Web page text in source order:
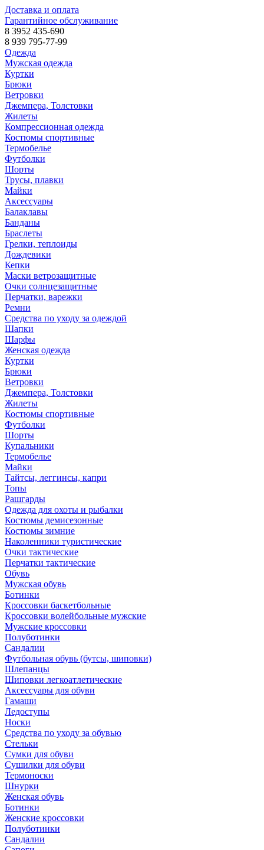
Доставка и оплата
Гарантийное обслуживание
8 3952 435-690
8 939 795-77-99
Одежда
Мужская одежда
Куртки
Брюки
Ветровки
Джемпера, Толстовки
Жилеты
Компрессионная одежда
Костюмы спортивные
Термобелье
Футболки
Шорты
Трусы, плавки
Майки
Аксессуары
Балаклавы
Банданы
Браслеты
Грелки, теплоиды
Дождевики
Кепки
Маски ветрозащитные
Очки солнцезащитные
Перчатки, варежки
Ремни
Средства по уходу за одеждой
Шапки
Шарфы
Женская одежда
Куртки
Брюки
Ветровки
Джемпера, Толстовки
Жилеты
Костюмы спортивные
Футболки
Шорты
Купальники
Термобелье
Майки
Тайтсы, леггинсы, капри
Топы
Рашгарды
Одежда для охоты и рыбалки
Костюмы демисезонные
Костюмы зимние
Наколенники туристические
Очки тактические
Перчатки тактические
Обувь
Мужская обувь
Ботинки
Кроссовки баскетбольные
Кроссовки волейбольные мужские
Мужские кроссовки
Полуботинки
Сандалии
Футбольная обувь (бутсы, шиповки)
Шлепанцы
Шиповки легкоатлетические
Аксессуары для обуви
Гамаши
Ледоступы
Носки
Средства по уходу за обувью
Стельки
Сумки для обуви
Сушилки для обуви
Термоноски
Шнурки
Женская обувь
Ботинки
Женские кроссовки
Полуботинки
Сандалии